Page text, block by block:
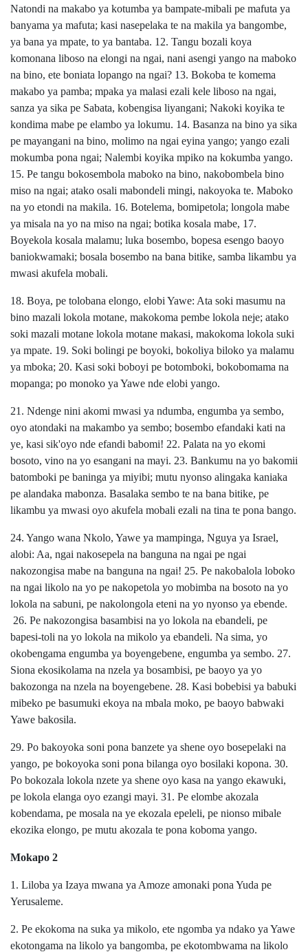
Natondi na makabo ya kotumba ya bampate-mibali pe mafuta ya
banyama ya mafuta; kasi nasepelaka te na makila ya bangombe,
ya bana ya mpate, to ya bantaba. 12. Tangu bozali koya
komonana liboso na elongi na ngai, nani asengi yango na maboko
na bino, ete boniata lopango na ngai? 13. Bokoba te komema
makabo ya pamba; mpaka ya malasi ezali kele liboso na ngai,
sanza ya sika pe Sabata, kobengisa liyangani; Nakoki koyika te
kondima mabe pe elambo ya lokumu. 14. Basanza na bino ya sika
pe mayangani na bino, molimo na ngai eyina yango; yango ezali
mokumba pona ngai; Nalembi koyika mpiko na kokumba yango.
15. Pe tangu bokosembola maboko na bino, nakobombela bino
miso na ngai; atako osali mabondeli mingi, nakoyoka te. Maboko
na yo etondi na makila. 16. Botelema, bomipetola; longola mabe
ya misala na yo na miso na ngai; botika kosala mabe, 17.
Boyekola kosala malamu; luka bosembo, bopesa esengo baoyo
baniokwamaki; bosala bosembo na bana bitike, samba likambu ya
mwasi akufela mobali.
18. Boya, pe tolobana elongo, elobi Yawe: Ata soki masumu na
bino mazali lokola motane, makokoma pembe lokola neje; atako
soki mazali motane lokola motane makasi, makokoma lokola suki
ya mpate. 19. Soki bolingi pe boyoki, bokoliya biloko ya malamu
ya mboka; 20. Kasi soki boboyi pe botomboki, bokobomama na
mopanga; po monoko ya Yawe nde elobi yango.
21. Ndenge nini akomi mwasi ya ndumba, engumba ya sembo,
oyo atondaki na makambo ya sembo; bosembo efandaki kati na
ye, kasi sik'oyo nde efandi babomi! 22. Palata na yo ekomi
bosoto, vino na yo esangani na mayi. 23. Bankumu na yo bakomii
batomboki pe baninga ya miyibi; mutu nyonso alingaka kaniaka
pe alandaka mabonza. Basalaka sembo te na bana bitike, pe
likambu ya mwasi oyo akufela mobali ezali na tina te pona bango.
24. Yango wana Nkolo, Yawe ya mampinga, Nguya ya Israel,
alobi: Aa, ngai nakosepela na banguna na ngai pe ngai
nakozongisa mabe na banguna na ngai! 25. Pe nakobalola loboko
na ngai likolo na yo pe nakopetola yo mobimba na bosoto na yo
lokola na sabuni, pe nakolongola eteni na yo nyonso ya ebende.
26. Pe nakozongisa basambisi na yo lokola na ebandeli, pe
bapesi-toli na yo lokola na mikolo ya ebandeli. Na sima, yo
okobengama engumba ya boyengebene, engumba ya sembo. 27.
Siona ekosikolama na nzela ya bosambisi, pe baoyo ya yo
bakozonga na nzela na boyengebene. 28. Kasi bobebisi ya babuki
mibeko pe basumuki ekoya na mbala moko, pe baoyo babwaki
Yawe bakosila.
29. Po bakoyoka soni pona banzete ya shene oyo bosepelaki na
yango, pe bokoyoka soni pona bilanga oyo bosilaki kopona. 30.
Po bokozala lokola nzete ya shene oyo kasa na yango ekawuki,
pe lokola elanga oyo ezangi mayi. 31. Pe elombe akozala
kobendama, pe mosala na ye ekozala epeleli, pe nionso mibale
ekozika elongo, pe mutu akozala te pona koboma yango.
Mokapo 2
1. Liloba ya Izaya mwana ya Amoze amonaki pona Yuda pe
Yerusaleme.
2. Pe ekokoma na suka ya mikolo, ete ngomba ya ndako ya Yawe
ekotongama na likolo ya bangomba, pe ekotombwama na likolo